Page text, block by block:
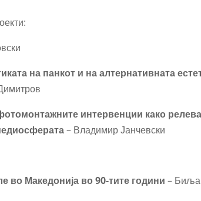
на панкот и на алтернативната
интервенции како
– Владимир Јанчевски
Македонија во 90-тите години –